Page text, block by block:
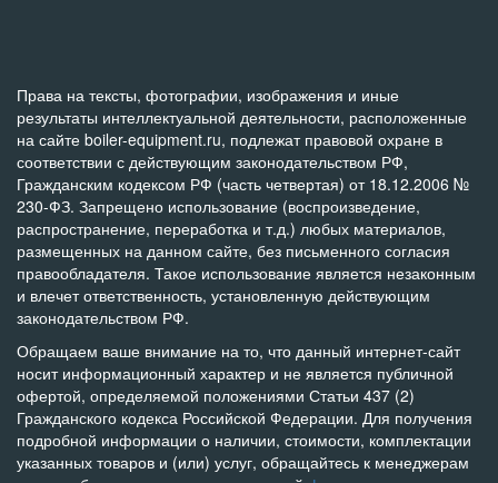
Права на тексты, фотографии, изображения и иные
результаты интеллектуальной деятельности, расположенные
на сайте boiler-equipment.ru, подлежат правовой охране в
соответствии с действующим законодательством РФ,
Гражданским кодексом РФ (часть четвертая) от 18.12.2006 №
230-ФЗ. Запрещено использование (воспроизведение,
распространение, переработка и т.д.) любых материалов,
размещенных на данном сайте, без письменного согласия
правообладателя. Такое использование является незаконным
и влечет ответственность, установленную действующим
законодательством РФ.
Обращаем ваше внимание на то, что данный интернет-сайт
носит информационный характер и не является публичной
офертой, определяемой положениями Статьи 437 (2)
Гражданского кодекса Российской Федерации. Для получения
подробной информации о наличии, стоимости, комплектации
указанных товаров и (или) услуг, обращайтесь к менеджерам